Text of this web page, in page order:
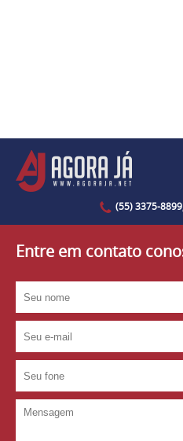
(55) 3375-
Entre em contato